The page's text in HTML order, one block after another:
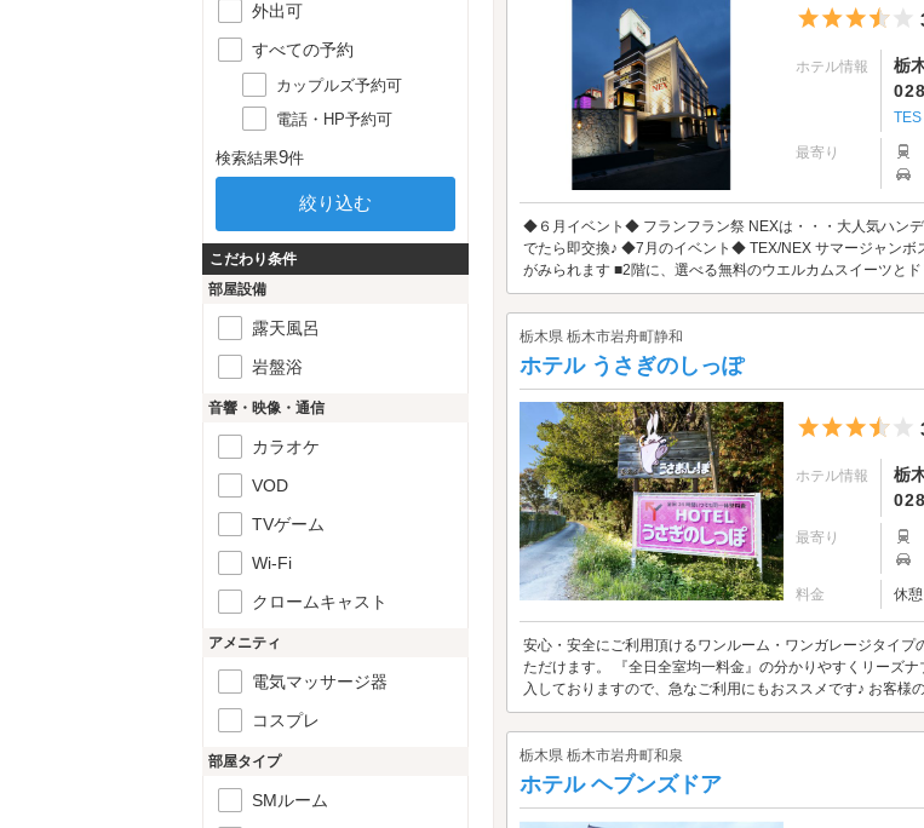
ホテル情報
栃
最寄り
◆６月イベント◆ フランフラン祭 NEXは・・・大人気ハン
でたら即交換♪ ◆7月のイベント◆ TEX/NEX サマージャンボ
がみられます ■2階に、選べる無料のウエルカムスイ
栃木県 栃木市岩舟町静和
ホテル うさぎのしっぽ
ホテル情報
栃
最寄り
料金 休憩
安心・安全にご利用頂けるワンルーム・ワンガレージタイ
ただけます。 『全日全室均一料金』の分かりやすくリーズ
入しておりますので、急なご利用にもおススメです♪ お客様
栃木県 栃木市岩舟町和泉
ホテル ヘブンズドア
外出可
すべての予約
カップルズ予約可
電話・HP予約可
検索結果9件
こだわり条件
部屋設備
露天風呂
岩盤浴
音響・映像・通信
カラオケ
VOD
TVゲーム
Wi-Fi
クロームキャスト
アメニティ
電気マッサージ器
コスプレ
部屋タイプ
SMルーム